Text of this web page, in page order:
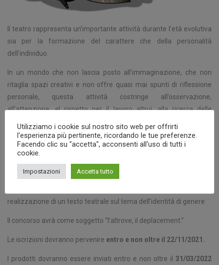
Il teatro rappresenta un’importante attività durante l’età evolutiva
sia per la formazione del carattere che della personalità
dell’individuo.
In un mondo che non lascia posto all’immaginazione, che non
ritaglia spazi creativi e non offre quasi mai spunti di riflessione
personale, questa attività costringe all’osservazione,
all’attenzione, al rispetto per il lavoro altrui, alla ricerca delle
individui, all’analisi di situazioni e personaggi, a capacità
espressive non solo verbali, alla lettura e comprensione di testi;
spesso anche alla scrittura dei testi da rappresentare attraverso la
manipolazione e la trasposizione linguistica.
realizzazione di un testo teatrale sul tema dell’identità di genere.
Il concorso avrà come soggetto “l’altrove, il deplacement.”
Le iscrizioni dovranno pervenire entro e non oltre il 22/11/2021.
I prodotti dovranno essere inviati entro e non oltre il 31/03/2022
Utilizziamo i cookie sul nostro sito web per offrirti
l'esperienza più pertinente, ricordando le tue preferenze.
Facendo clic su "accetta", acconsenti all'uso di tutti i
cookie.
Impostazioni Accetta tutto